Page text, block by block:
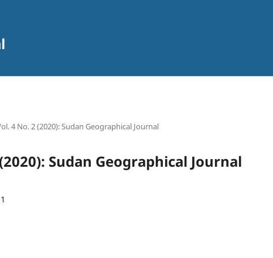
4 No. 2 (2020): Sudan Geographical Journal
Sudan Geographical Journal